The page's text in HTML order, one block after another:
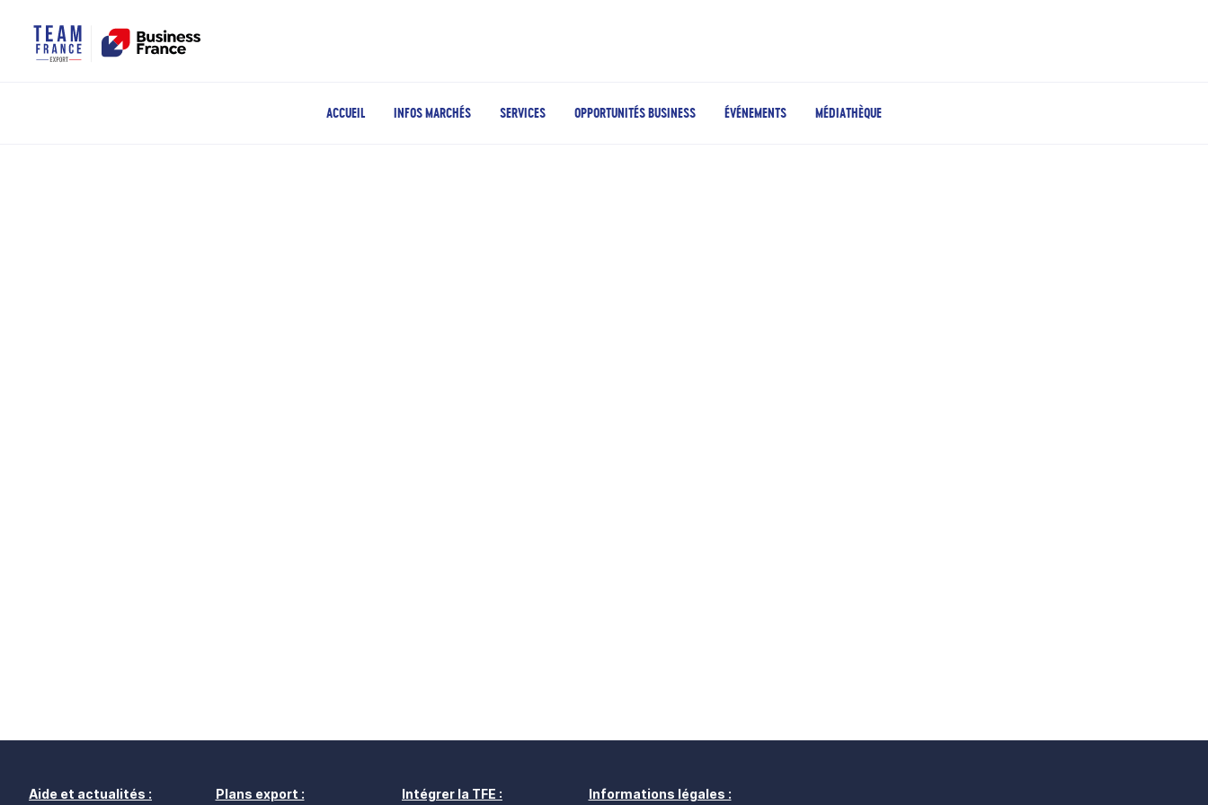
ACCUEIL INFOS MARCHÉS SERVICES OPPORTUNITÉS BUSINESS ÉVÉNEMENTS MÉDIATHÈQUE
Aide et actualités : Plans export : Intégrer la TFE : Informations légales :